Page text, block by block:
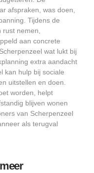
afspraken, was doen,
Tijdens de
rust nemen,
aan concrete
wat lukt bij
extra aandacht
kan hulp bij sociale
uitstellen en doen.
worden, helpt
blijven wonen
van Scherpenzeel
als terugval